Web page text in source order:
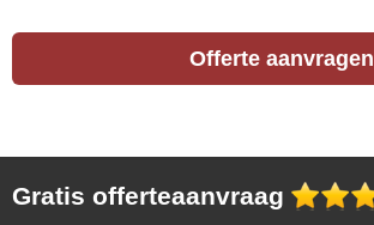
Offerte aanvragen
Gratis offerteaanvraag